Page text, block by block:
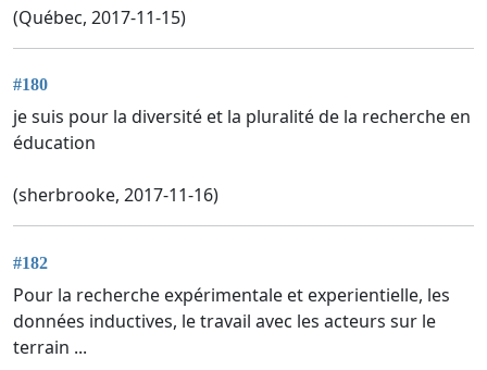
(Québec, 2017-11-15)
#180
je suis pour la diversité et la pluralité de la recherche en
éducation
(sherbrooke, 2017-11-16)
#182
Pour la recherche expérimentale et experientielle, les
données inductives, le travail avec les acteurs sur le
terrain ...